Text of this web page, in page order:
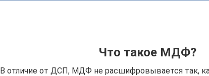
Что такое МДФ?
В отличие от ДСП, МДФ не расшифровывается так,